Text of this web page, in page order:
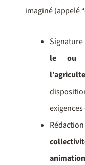
imaginé (appelé
Signature
le ou